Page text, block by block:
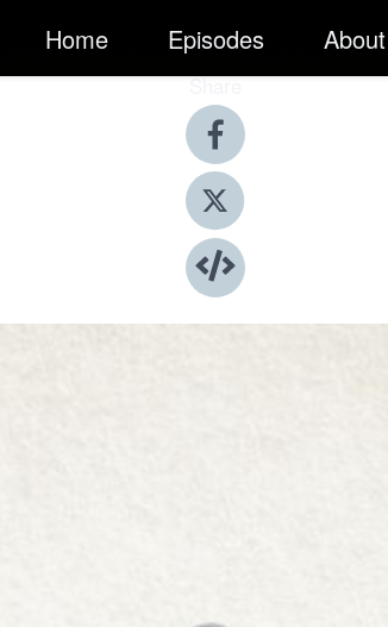
Home Episodes About
Share